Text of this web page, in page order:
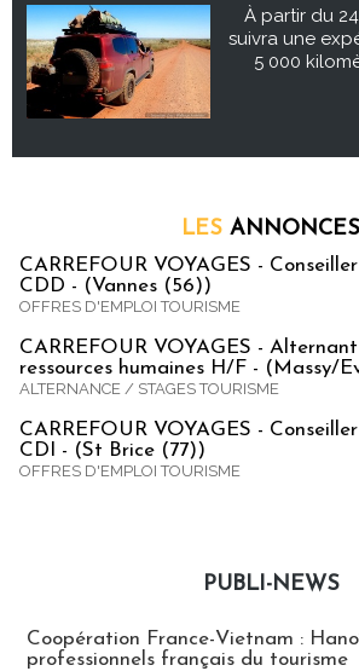
À partir du
suivra une
5 000
LES ANNONCES
CARREFOUR VOYAGES -
CDD - (Vannes (56))
OFFRES D'EMPLOI TOURISME
CARREFOUR VOYAGES -
ressources humaines H/F - (Massy/
ALTERNANCE / STAGES TOURISME
CARREFOUR VOYAGES -
CDI - (St Brice (77))
OFFRES D'EMPLOI TOURISME
PUBLI-NEWS
Coopération France-Vietnam :
professionnels français du tourisme